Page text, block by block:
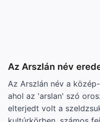
Az Arszlán név
Az Arszlán név a
ahol az 'arslan' szó
elterjedt volt a